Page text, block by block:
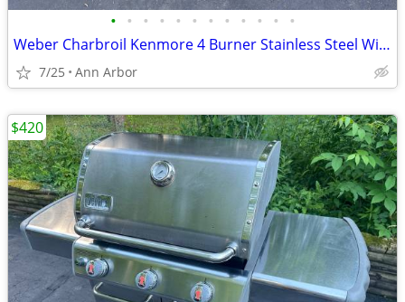
• • • • • • • • • • • •
Weber Charbroil Kenmore 4 Burner Stainless Steel With Side Burner
7/25 Ann Arbor
$420